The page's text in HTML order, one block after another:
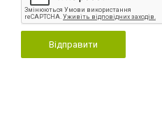
Відправити